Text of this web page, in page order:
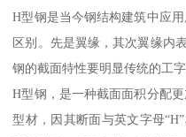
H型钢是当今钢结构建筑中应
区别。先是翼缘，其次翼缘内
钢的截面特性要明显传统的工
H型钢，是一种截面面积分配
型材，因其断面与英文字母